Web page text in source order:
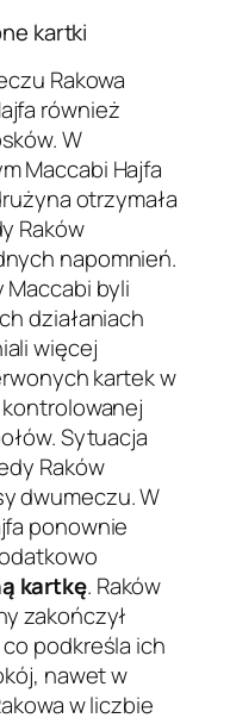
kartki
Rakowa
również
W
Maccabi Hajfa
otrzymała
Raków
napomnień.
byli
działaniach
więcej
kartek w
Sytuacja
Raków
dwumeczu. W
ponownie
kartkę. Raków
zakończył
podkreśla ich
nawet w
w liczbie